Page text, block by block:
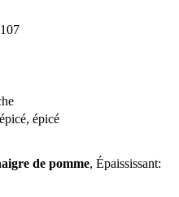
épicé
de pomme, Épaississant: